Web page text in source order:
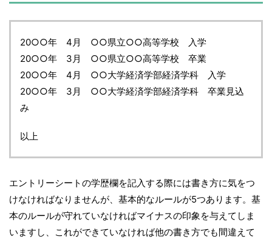
20○○年 4月 ○○県立○○高等学校 入学
20○○年 3月 ○○県立○○高等学校 卒業
20○○年 4月 ○○大学経済学部経済学科 入学
20○○年 3月 ○○大学経済学部経済学科 卒業見込
み
以上
エントリーシートの学歴欄を記入する際には書き方に気をつ
けなければなりませんが、基本的なルールが5つあります。基
本のルールが守れていなければマイナスの印象を与えてしま
いますし、これができていなければ他の書き方でも間違えて